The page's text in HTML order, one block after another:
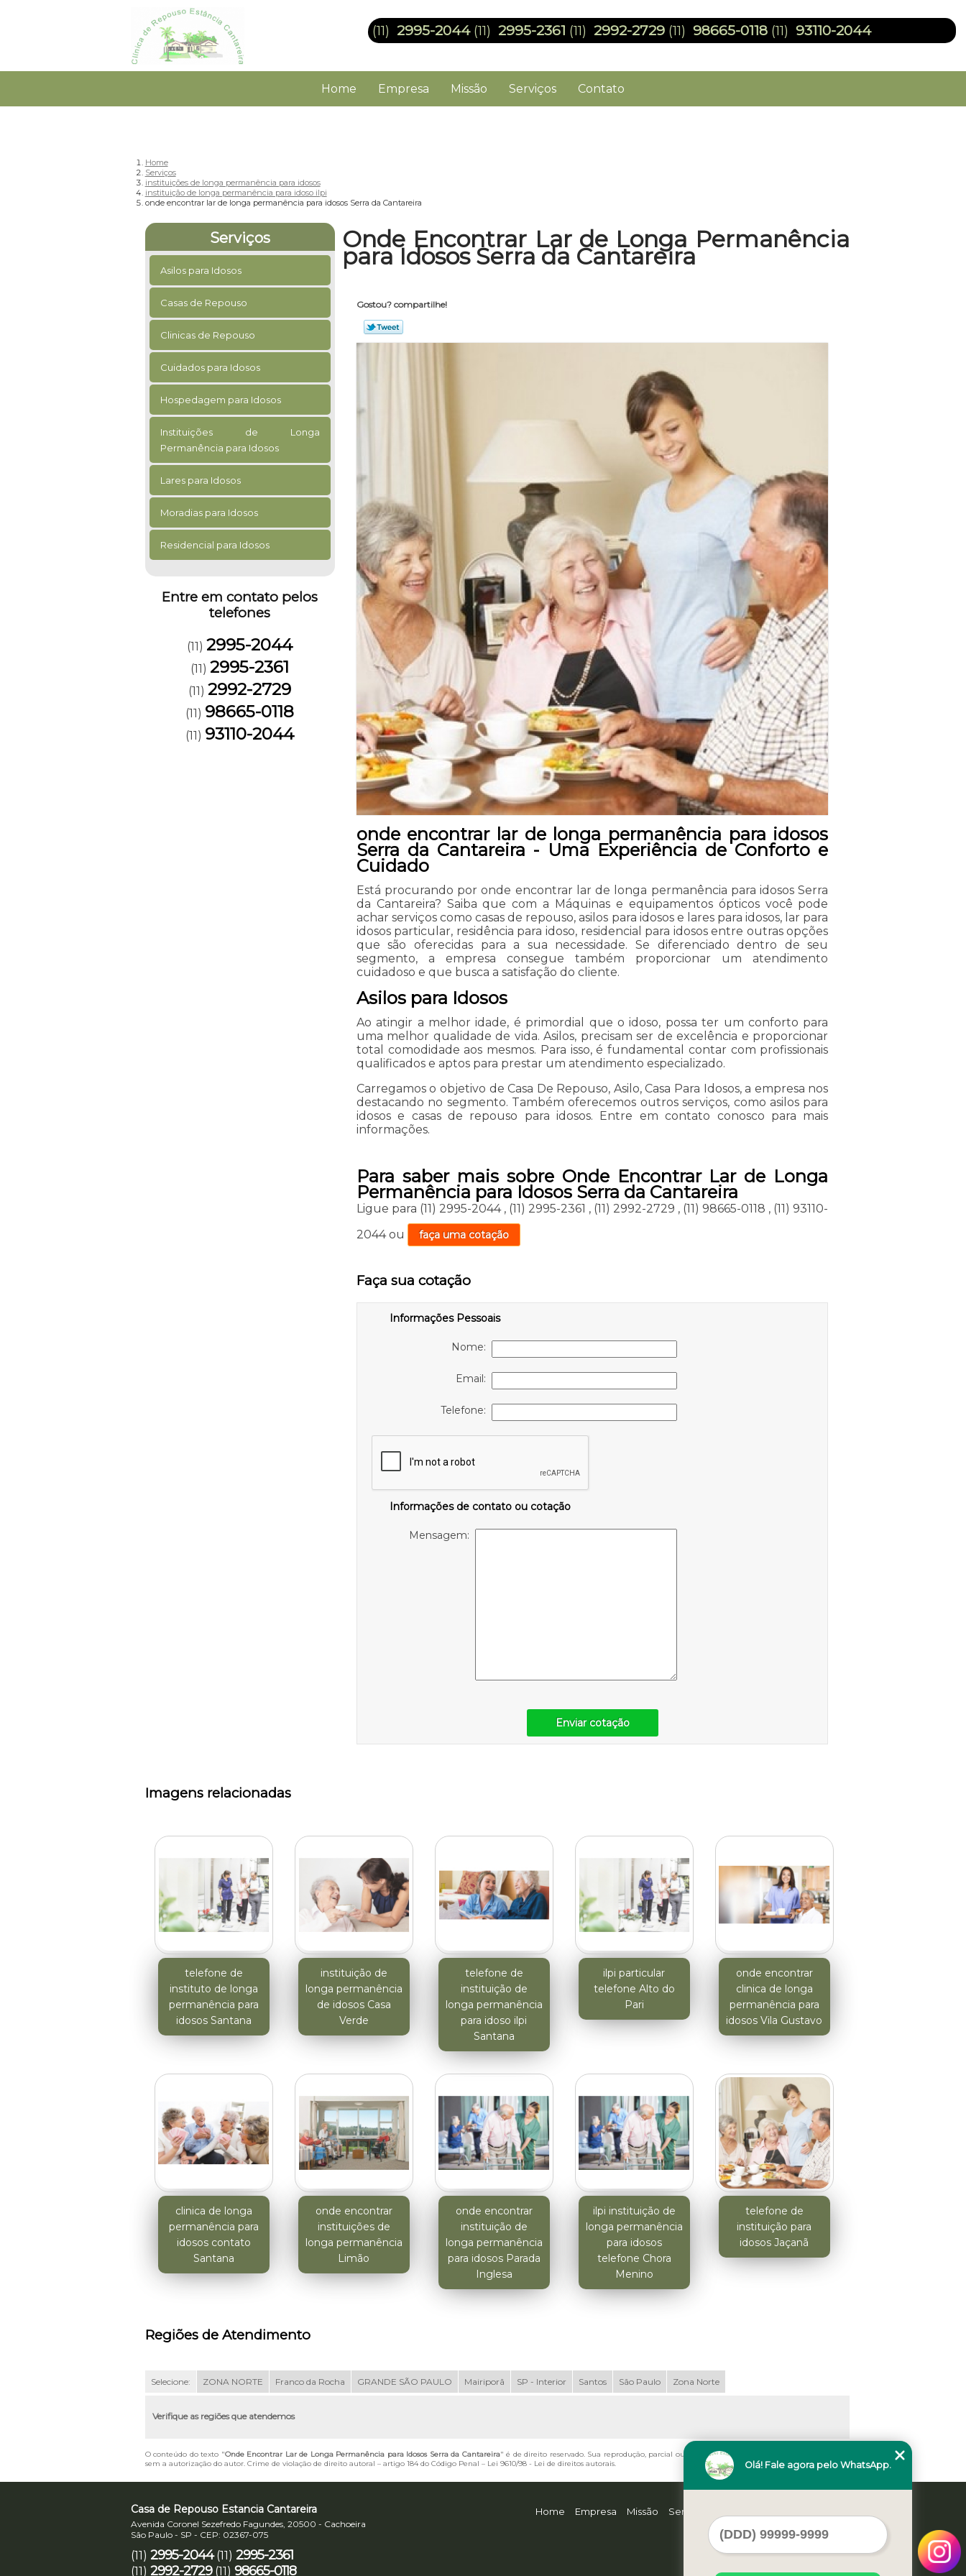
Home Empresa Missão Serviços Contato
(11) 2995-2044 (11) 2995-2361 (11) 2992-2729 (11) 98665-0118 (11) 93110-2044
Home
Serviços
instituições de longa permanência para idosos
instituição de longa permanência para idoso ilpi
onde encontrar lar de longa permanência para idosos Serra da Cantareira
Serviços
Asilos para Idosos
Casas de Repouso
Clinicas de Repouso
Cuidados para Idosos
Hospedagem para Idosos
Instituições de Longa
Permanência para Idosos
Lares para Idosos
Moradias para Idosos
Residencial para Idosos
Entre em contato pelos
telefones
(11) 2995-2044
(11) 2995-2361
(11) 2992-2729
(11) 98665-0118
(11) 93110-2044
Onde Encontrar Lar de Longa Permanência
para Idosos Serra da Cantareira
Gostou? compartilhe!
onde encontrar lar de longa permanência para idosos
Serra da Cantareira - Uma Experiência de Conforto e
Cuidado
Está procurando por onde encontrar lar de longa permanência para idosos Serra
da Cantareira? Saiba que com a Máquinas e equipamentos ópticos você pode
achar serviços como casas de repouso, asilos para idosos e lares para idosos, lar para
idosos particular, residência para idoso, residencial para idosos entre outras opções
que são oferecidas para a sua necessidade. Se diferenciado dentro de seu
segmento, a empresa consegue também proporcionar um atendimento
cuidadoso e que busca a satisfação do cliente.
Asilos para Idosos
Ao atingir a melhor idade, é primordial que o idoso, possa ter um conforto para
uma melhor qualidade de vida. Asilos, precisam ser de excelência e proporcionar
total comodidade aos mesmos. Para isso, é fundamental contar com profissionais
qualificados e aptos para prestar um atendimento especializado.
Carregamos o objetivo de Casa De Repouso, Asilo, Casa Para Idosos, a empresa nos
destacando no segmento. Também oferecemos outros serviços, como asilos para
idosos e casas de repouso para idosos. Entre em contato conosco para mais
informações.
Para saber mais sobre Onde Encontrar Lar de Longa
Permanência para Idosos Serra da Cantareira
Ligue para (11) 2995-2044 , (11) 2995-2361 , (11) 2992-2729 , (11) 98665-0118 , (11) 93110-
2044 ou faça uma cotação
Faça sua cotação
Informações Pessoais
Nome:
Email:
Telefone:
Informações de contato ou cotação
Mensagem:
Enviar cotação
Imagens relacionadas
telefone de
instituto de longa
permanência para
idosos Santana
instituição de
longa permanência
de idosos Casa
Verde
telefone de
instituição de
longa permanência
para idoso ilpi
Santana
ilpi particular
telefone Alto do
Pari
onde encontrar
clinica de longa
permanência para
idosos Vila Gustavo
clinica de longa
permanência para
idosos contato
Santana
onde encontrar
instituições de
longa permanência
Limão
onde encontrar
instituição de
longa permanência
para idosos Parada
Inglesa
ilpi instituição de
longa permanência
para idosos
telefone Chora
Menino
telefone de
instituição para
idosos Jaçanã
Regiões de Atendimento
Selecione: ZONA NORTE Franco da Rocha GRANDE SÃO PAULO Mairiporã SP - Interior Santos São Paulo Zona Norte
Verifique as regiões que atendemos
O conteúdo do texto "Onde Encontrar Lar de Longa Permanência para Idosos Serra da Cantareira" é de direito reservado. Sua reprodução, parcial ou total, mesmo citando nossos links, é proibida
sem a autorização do autor. Crime de violação de direito autoral – artigo 184 do Código Penal – Lei 9610/98 - Lei de direitos autorais.
Casa de Repouso Estancia Cantareira
Avenida Coronel Sezefredo Fagundes, 20500 - Cachoeira
São Paulo - SP - CEP: 02367-075
(11) 2995-2044 (11) 2995-2361
(11) 2992-2729 (11) 98665-0118
Home Empresa Missão Serviços
Olá! Fale agora pelo WhatsApp.